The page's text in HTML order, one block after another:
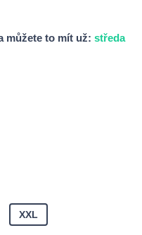
můžete to mít už: středa
XXL